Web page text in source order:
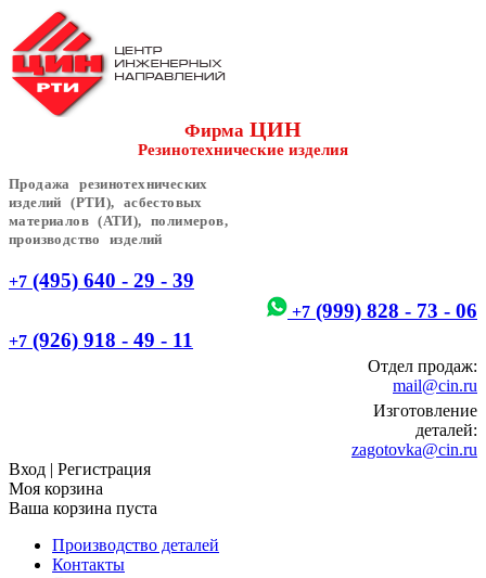
Фирма ЦИН
Резинотехнические изделия
Продажа резинотехнических
изделий (РТИ), асбестовых
материалов (АТИ), полимеров,
производство изделий
+7 (495) 640 - 29 - 39
+7 (999) 828 - 73 - 06
+7 (926) 918 - 49 - 11
Отдел продаж:
mail@cin.ru
Изготовление
деталей:
zagotovka@cin.ru
Вход | Регистрация
Моя корзина
Ваша корзина пуста
Производство деталей
Контакты